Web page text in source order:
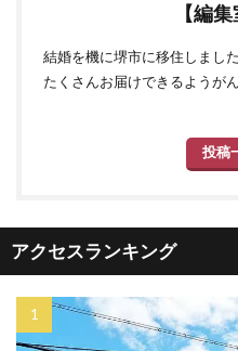
【編
結婚を機に堺市に移住しまし
たくさんお届けできるようが
投稿
アクセスランキング